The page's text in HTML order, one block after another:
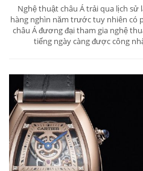
Nghệ thuật châu Á trải qua lịch sử
hàng nghìn năm trước tuy nhiên có
châu Á đương đại tham gia nghệ
tiếng ngày càng được công